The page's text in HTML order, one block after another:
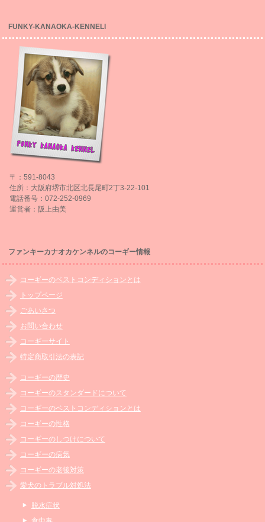
FUNKY-KANAOKA-KENNELl
〒：591-8043
住所：大阪府堺市北区北長尾町2丁3-22-101
電話番号：072-252-0969
運営者：阪上由美
ファンキーカナオカケンネルのコーギー情報
コーギーのベストコンディションとは
トップページ
ごあいさつ
お問い合わせ
コーギーサイト
特定商取引法の表記
コーギーの歴史
コーギーのスタンダードについて
コーギーのベストコンディションとは
コーギーの性格
コーギーのしつけについて
コーギーの病気
コーギーの老後対策
愛犬のトラブル対処法
脱水症状